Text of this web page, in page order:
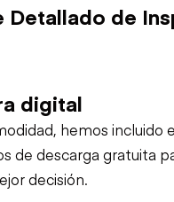
Detallado de
(engine)
Analysis (transmission)
digital
hemos incluido
de descarga gratuita
decisión.